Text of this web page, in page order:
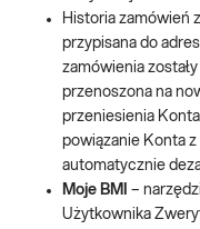
Historia zamówień
przypisana do
zamówienia
przenoszona na
przeniesienia
powiązanie Konta
automatycznie
Moje BMI –
Użytkownika